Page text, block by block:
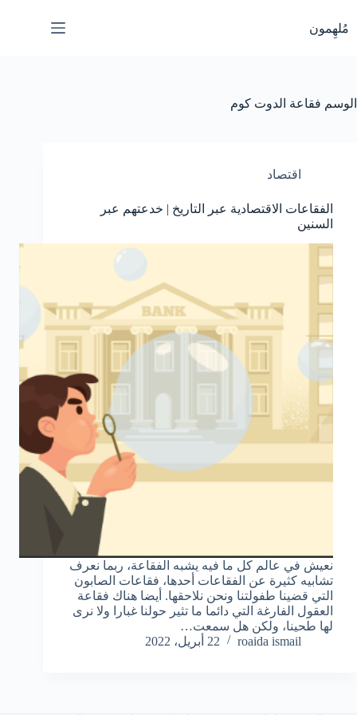
إلى
المحتوى
مُلهِمون
الوسم فقاعة الدوت كوم
اقتصاد
الفقاعات الاقتصادية عبر التاريخ | خدعتهم عبر
السنين
نعيش في عالم كل ما فيه يشبه الفقاعة، ربما نعرف
تشابيه كثيرة عن الفقاعات أحدها، فقاعات الصابون
التي قضينا طفولتنا ونحن نلاحقها. أيضا هناك فقاعة
العقول الفارغة التي دائما ما تثير حولنا غبارا ولا نرى
لها طحينا، ولكن هل سمعت…
roaida ismail
22 أبريل، 2022